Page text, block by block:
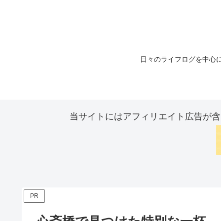
日々のライフログを中心
当サイトにはアフィリエイト広告が
PR